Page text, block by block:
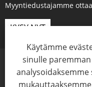
Myyntiedustajamme
KYSY NYT
Käytämme
sinulle